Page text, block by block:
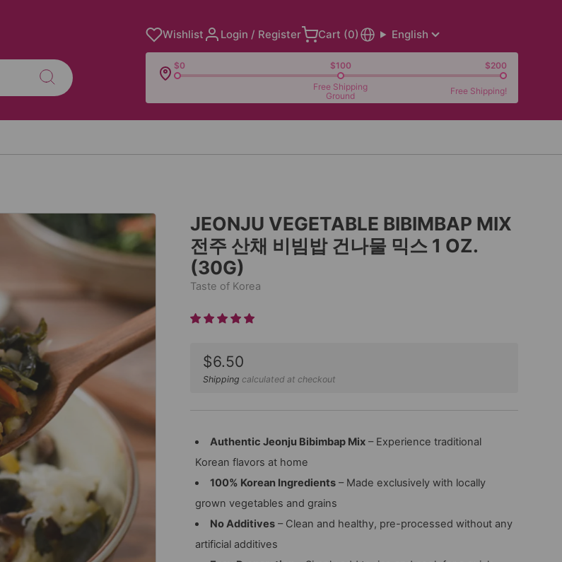
Wishlist Login / Register Cart (0) English
$0 $100
$200
Free Shipping
Ground
Free Shipping!
JEONJU VEGETABLE BIBIMBAP MIX
전주 산채 비빔밥 건나물 믹스 1 OZ.
(30G)
Taste of Korea
Sale
price
$6.50
Shipping calculated at checkout
Authentic Jeonju Bibimbap Mix– Experience traditional
Korean flavors at home
100% Korean Ingredients– Made exclusively with locally
grown vegetables and grains
No Additives– Clean and healthy, pre-processed without any
artificial additives